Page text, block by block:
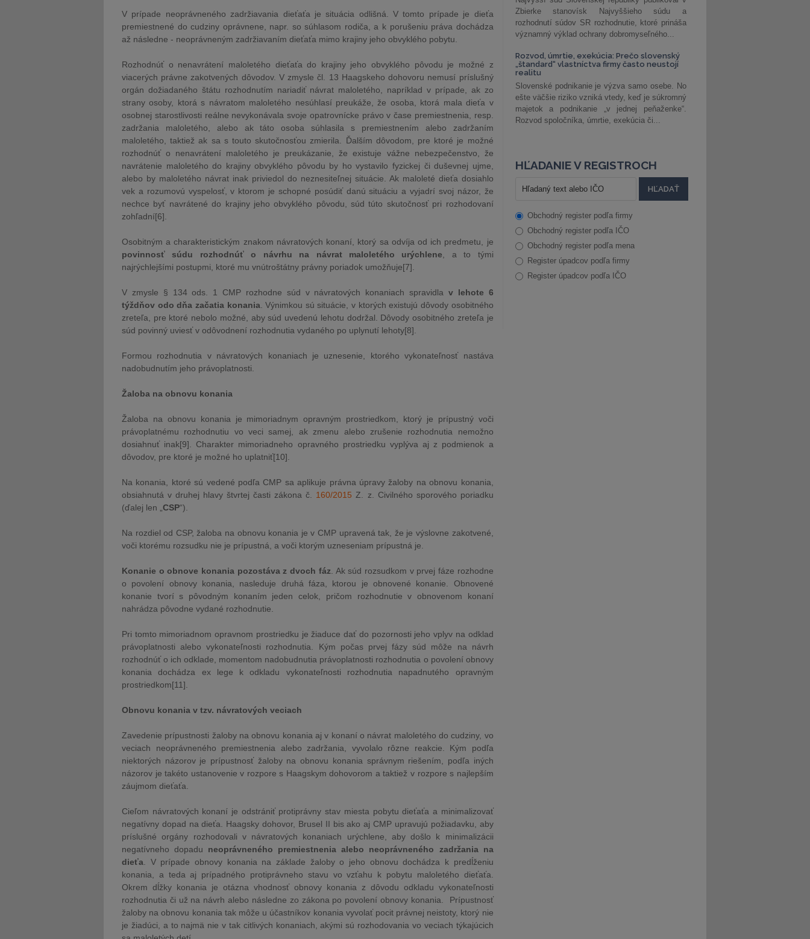
V prípade neoprávneného zadržiavania dieťaťa je situácia odlišná. V tomto prípade je dieťa
premiestnené do cudziny oprávnene, napr. so súhlasom rodiča, a k porušeniu práva dochádza
až následne - neoprávneným zadržiavaním dieťaťa mimo krajiny jeho obvyklého pobytu.
Rozhodnúť o nenavrátení maloletého dieťaťa do krajiny jeho obvyklého pôvodu je možné z
viacerých právne zakotvených dôvodov. V zmysle čl. 13 Haagskeho dohovoru nemusí príslušný
orgán dožiadaného štátu rozhodnutím nariadiť návrat maloletého, napríklad v prípade, ak zo
strany osoby, ktorá s návratom maloletého nesúhlasí preukáže, že osoba, ktorá mala dieťa v
osobnej starostlivosti reálne nevykonávala svoje opatrovnícke právo v čase premiestnenia, resp.
zadržania maloletého, alebo ak táto osoba súhlasila s premiestnením alebo zadržaním
maloletého, taktiež ak sa s touto skutočnosťou zmierila. Ďalším dôvodom, pre ktoré je možné
rozhodnúť o nenavrátení maloletého je preukázanie, že existuje vážne nebezpečenstvo, že
navrátenie maloletého do krajiny obvyklého pôvodu by ho vystavilo fyzickej či duševnej ujme,
alebo by maloletého návrat inak priviedol do neznesiteľnej situácie. Ak maloleté dieťa dosiahlo
vek a rozumovú vyspelosť, v ktorom je schopné posúdiť danú situáciu a vyjadrí svoj názor, že
nechce byť navrátené do krajiny jeho obvyklého pôvodu, súd túto skutočnosť pri rozhodovaní
zohľadní[6].
Osobitným a charakteristickým znakom návratových konaní, ktorý sa odvíja od ich predmetu, je
povinnosť súdu rozhodnúť o návrhu na návrat maloletého urýchlene , a to tými
najrýchlejšími postupmi, ktoré mu vnútroštátny právny poriadok umožňuje[7].
V zmysle § 134 ods. 1 CMP rozhodne súd v návratových konaniach spravidla v lehote 6
týždňov odo dňa začatia konania . Výnimkou sú situácie, v ktorých existujú dôvody osobitného
zreteľa, pre ktoré nebolo možné, aby súd uvedenú lehotu dodržal. Dôvody osobitného zreteľa je
súd povinný uviesť v odôvodnení rozhodnutia vydaného po uplynutí lehoty[8].
Formou rozhodnutia v návratových konaniach je uznesenie, ktorého vykonateľnosť nastáva
nadobudnutím jeho právoplatnosti.
Žaloba na obnovu konania
Žaloba na obnovu konania je mimoriadnym opravným prostriedkom, ktorý je prípustný voči
právoplatnému rozhodnutiu vo veci samej, ak zmenu alebo zrušenie rozhodnutia nemožno
dosiahnuť inak[9]. Charakter mimoriadneho opravného prostriedku vyplýva aj z podmienok a
dôvodov, pre ktoré je možné ho uplatniť[10].
Na konania, ktoré sú vedené podľa CMP sa aplikuje právna úpravy žaloby na obnovu konania,
obsiahnutá v druhej hlavy štvrtej časti zákona č. 160/2015 Z. z. Civilného sporového poriadku
(ďalej len „ CSP“).
Na rozdiel od CSP, žaloba na obnovu konania je v CMP upravená tak, že je výslovne zakotvené,
voči ktorému rozsudku nie je prípustná, a voči ktorým uzneseniam prípustná je.
Konanie o obnove konania pozostáva z dvoch fáz . Ak súd rozsudkom v prvej fáze rozhodne
o povolení obnovy konania, nasleduje druhá fáza, ktorou je obnovené konanie. Obnovené
konanie tvorí s pôvodným konaním jeden celok, pričom rozhodnutie v obnovenom konaní
nahrádza pôvodne vydané rozhodnutie.
Pri tomto mimoriadnom opravnom prostriedku je žiaduce dať do pozornosti jeho vplyv na odklad
právoplatnosti alebo vykonateľnosti rozhodnutia. Kým počas prvej fázy súd môže na návrh
rozhodnúť o ich odklade, momentom nadobudnutia právoplatnosti rozhodnutia o povolení obnovy
konania dochádza ex lege k odkladu vykonateľnosti rozhodnutia napadnutého opravným
prostriedkom[11].
Obnovu konania v tzv. návratových veciach
Zavedenie prípustnosti žaloby na obnovu konania aj v konaní o návrat maloletého do cudziny, vo
veciach neoprávneného premiestnenia alebo zadržania, vyvolalo rôzne reakcie. Kým podľa
niektorých názorov je prípustnosť žaloby na obnovu konania správnym riešením, podľa iných
názorov je takéto ustanovenie v rozpore s Haagskym dohovorom a taktiež v rozpore s najlepším
záujmom dieťaťa.
Cieľom návratových konaní je odstrániť protiprávny stav miesta pobytu dieťaťa a minimalizovať
negatívny dopad na dieťa. Haagsky dohovor, Brusel II bis ako aj CMP upravujú požiadavku, aby
príslušné orgány rozhodovali v návratových konaniach urýchlene, aby došlo k minimalizácii
negatívneho dopadu neoprávneného premiestnenia alebo neoprávneného zadržania na
dieťa . V prípade obnovy konania na základe žaloby o jeho obnovu dochádza k predĺženiu
konania, a teda aj prípadného protiprávneho stavu vo vzťahu k pobytu maloletého dieťaťa.
Okrem dĺžky konania je otázna vhodnosť obnovy konania z dôvodu odkladu vykonateľnosti
rozhodnutia či už na návrh alebo následne zo zákona po povolení obnovy konania. Prípustnosť
žaloby na obnovu konania tak môže u účastníkov konania vyvolať pocit právnej neistoty, ktorý nie
je žiadúci, a to najmä nie v tak citlivých konaniach, akými sú rozhodovania vo veciach týkajúcich
Zbierke stanovísk Najvyššieho súdu a
rozhodnutí súdov SR rozhodnutie, ktoré prináša
významný výklad ochrany dobromyseľného...
Rozvod, úmrtie, exekúcia: Prečo slovenský
„štandard“ vlastníctva firmy často neustojí
realitu
Slovenské podnikanie je výzva samo osebe. No
ešte väčšie riziko vzniká vtedy, keď je súkromný
majetok a podnikanie „v jednej peňaženke“.
Rozvod spoločníka, úmrtie, exekúcia či...
HĽADANIE V REGISTROCH
Obchodný register podľa firmy
Obchodný register podľa IČO
Obchodný register podľa mena
Register úpadcov podľa firmy
Register úpadcov podľa IČO